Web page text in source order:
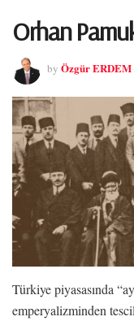
Orhan
by Özgür ERDEM
Türkiye piyasasında
emperyalizminden